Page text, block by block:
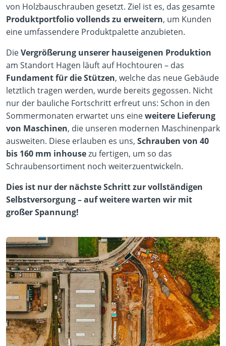
von Holzbauschrauben gesetzt. Ziel ist es, das gesamte
Produktportfolio vollends zu erweitern, um Kunden
eine umfassendere Produktpalette anzubieten.
DieVergrößerung unserer hauseigenen Produktion
am Standort Hagen läuft auf Hochtouren – das
Fundament für die Stützen, welche das neue Gebäude
letztlich tragen werden, wurde bereits gegossen. Nicht
nur der bauliche Fortschritt erfreut uns: Schon in den
Sommermonaten erwartet uns eineweitere Lieferung
von Maschinen, die unseren modernen Maschinenpark
ausweiten. Diese erlauben es uns, Schrauben von 40
bis 160 mm inhousezu fertigen, um so das
Schraubensortiment noch weiterzuentwickeln.
Dies ist nur der nächste Schritt zur vollständigen
Selbstversorgung – auf weitere warten wir mit
großer Spannung!